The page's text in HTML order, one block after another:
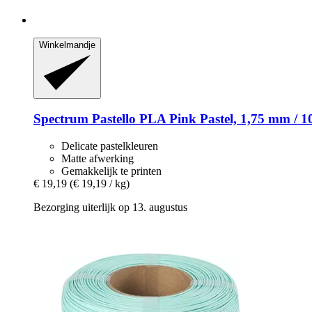
Winkelmandje
Spectrum Pastello PLA Pink Pastel, 1,75 mm /
Delicate pastelkleuren
Matte afwerking
Gemakkelijk te printen
€ 19,19 (€ 19,19 / kg)
Bezorging uiterlijk op 13. augustus